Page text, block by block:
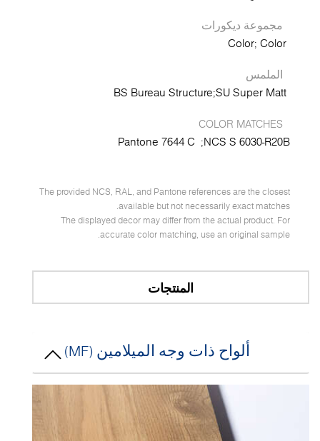
مجموعة ديكورات
Color
Color
الملمس
SU Super Matt
BS Bureau Structure
COLOR MATCHES
NCS S 6030-R20B;
Pantone 7644 C
The provided NCS, RAL, and Pantone references are the closest
available but not necessarily exact matches.
The displayed decor may differ from the actual product. For
accurate color matching, use an original sample.
المنتجات
ألواح ذات وجه الميلامين (MF)